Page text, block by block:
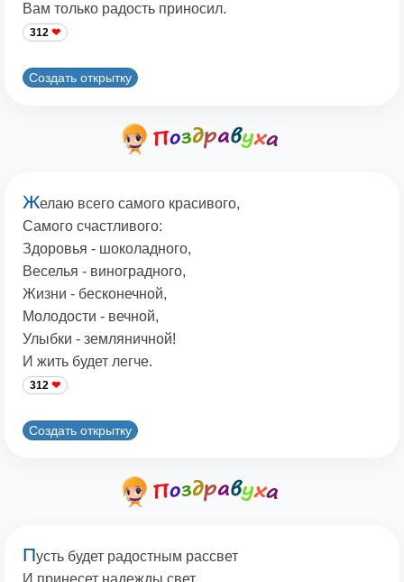
Вам только радость приносил.
312
Создать открытку
Желаю всего самого красивого,
Самого счастливого:
Здоровья - шоколадного,
Веселья - виноградного,
Жизни - бесконечной,
Молодости - вечной,
Улыбки - земляничной!
И жить будет легче.
312
Создать открытку
Пусть будет радостным рассвет